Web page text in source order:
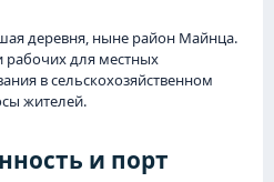
деревня, ныне район Майнца.
рабочих для местных
в сельскохозяйственном
жителей.
и порт